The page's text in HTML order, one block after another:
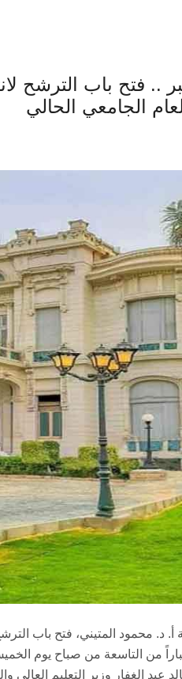
.. فتح باب الترشح
الجامعي الحالي
محمود المتيني، فتح باب الترشح
عبد الغفار وزير التعليم